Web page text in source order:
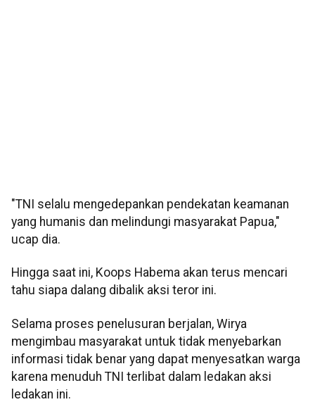
"TNI selalu mengedepankan pendekatan keamanan
yang humanis dan melindungi masyarakat Papua,"
ucap dia.
Hingga saat ini, Koops Habema akan terus mencari
tahu siapa dalang dibalik aksi teror ini.
Selama proses penelusuran berjalan, Wirya
mengimbau masyarakat untuk tidak menyebarkan
informasi tidak benar yang dapat menyesatkan warga
karena menuduh TNI terlibat dalam ledakan aksi
ledakan ini.